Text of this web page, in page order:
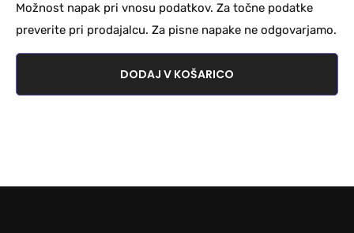
Možnost napak pri vnosu podatkov. Za točne podatke
preverite pri prodajalcu. Za pisne napake ne odgovarjamo.
DODAJ V KOŠARICO